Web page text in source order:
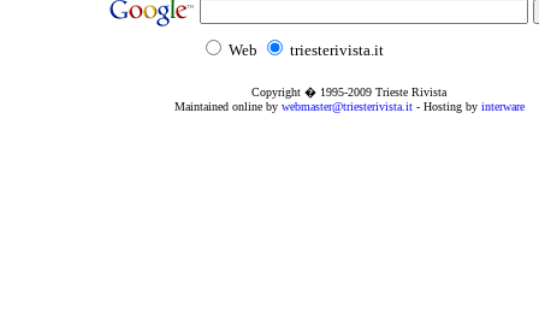
Web triesterivista.it
Copyright � 1995-2009 Trieste Rivista
Maintained online by webmaster@triesterivista.it- Hosting by interware